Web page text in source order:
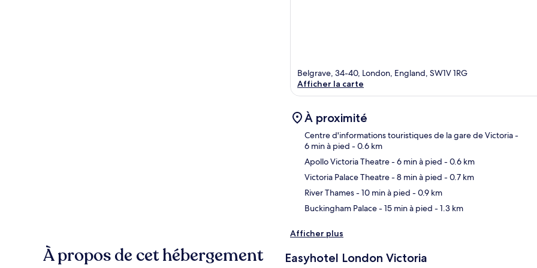
Belgrave, 34-40, London, England, SW1V 1RG
Afficher la carte
À proximité
Centre d'informations touristiques de la gare de Victoria-
6 min à pied - 0.6 km
Apollo Victoria Theatre- 6 min à pied - 0.6 km
Victoria Palace Theatre- 8 min à pied - 0.7 km
River Thames- 10 min à pied - 0.9 km
Buckingham Palace- 15 min à pied - 1.3 km
Afficher plus
À propos de cet hébergement Easyhotel London Victoria